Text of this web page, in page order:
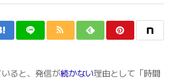
ると、発信が続かない理由として「時間